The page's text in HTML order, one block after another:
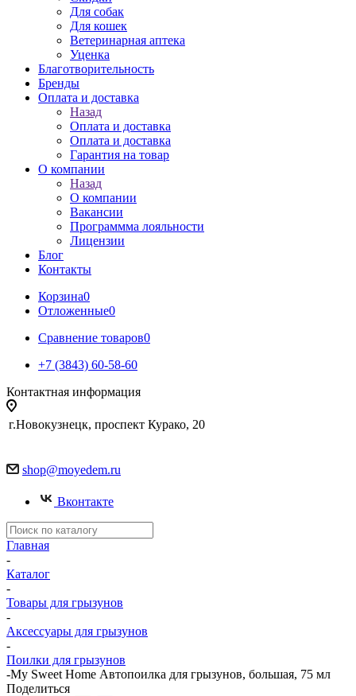
Для собак
Для кошек
Ветеринарная аптека
Уценка
Благотворительность
Бренды
Оплата и доставка
Назад
Оплата и доставка
Оплата и доставка
Гарантия на товар
О компании
Назад
О компании
Вакансии
Программма лояльности
Лицензии
Блог
Контакты
Корзина0
Отложенные0
Сравнение товаров0
+7 (3843) 60-58-60
Контактная информация
г.Новокузнецк, проспект Курако, 20
shop@moyedem.ru
Вконтакте
Главная
-
Каталог
-
Товары для грызунов
-
Аксессуары для грызунов
-
Поилки для грызунов
-My Sweet Home Автопоилка для грызунов, большая, 75 мл
Поделиться